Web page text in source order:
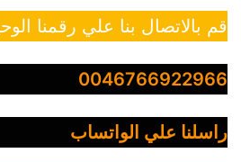
قم بالاتصال بنا علي رقمنا
0046766922966
راسلنا علي الواتساب